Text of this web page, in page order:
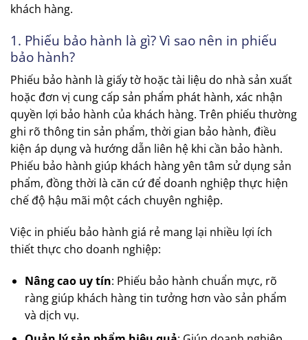
khách hàng.
1. Phiếu bảo hành là gì? Vì sao nên in phiếu
bảo hành?
Phiếu bảo hành là giấy tờ hoặc tài liệu do nhà sản xuất
hoặc đơn vị cung cấp sản phẩm phát hành, xác nhận
quyền lợi bảo hành của khách hàng. Trên phiếu thường
ghi rõ thông tin sản phẩm, thời gian bảo hành, điều
kiện áp dụng và hướng dẫn liên hệ khi cần bảo hành.
Phiếu bảo hành giúp khách hàng yên tâm sử dụng sản
phẩm, đồng thời là căn cứ để doanh nghiệp thực hiện
chế độ hậu mãi một cách chuyên nghiệp.
Việc in phiếu bảo hành giá rẻ mang lại nhiều lợi ích
thiết thực cho doanh nghiệp:
Nâng cao uy tín: Phiếu bảo hành chuẩn mực, rõ
ràng giúp khách hàng tin tưởng hơn vào sản phẩm
và dịch vụ.